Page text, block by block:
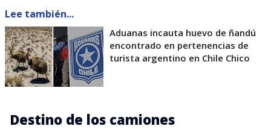
Lee también...
Aduanas incauta huevo de ñandú
encontrado en pertenencias de
turista argentino en Chile Chico
Destino de los camiones